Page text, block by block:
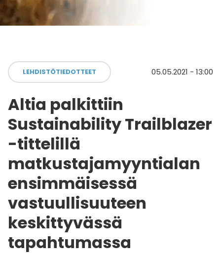
LEHDISTÖTIEDOTTEET 05.05.2021 - 13:00
Altia palkittiin
Sustainability Trailblazer
-tittelillä
matkustajamyyntialan
ensimmäisessä
vastuullisuuteen
keskittyvässä
tapahtumassa